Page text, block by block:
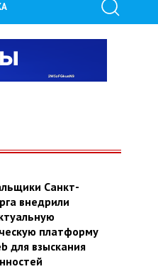
Санкт-
внедрили
платформу
для взыскания